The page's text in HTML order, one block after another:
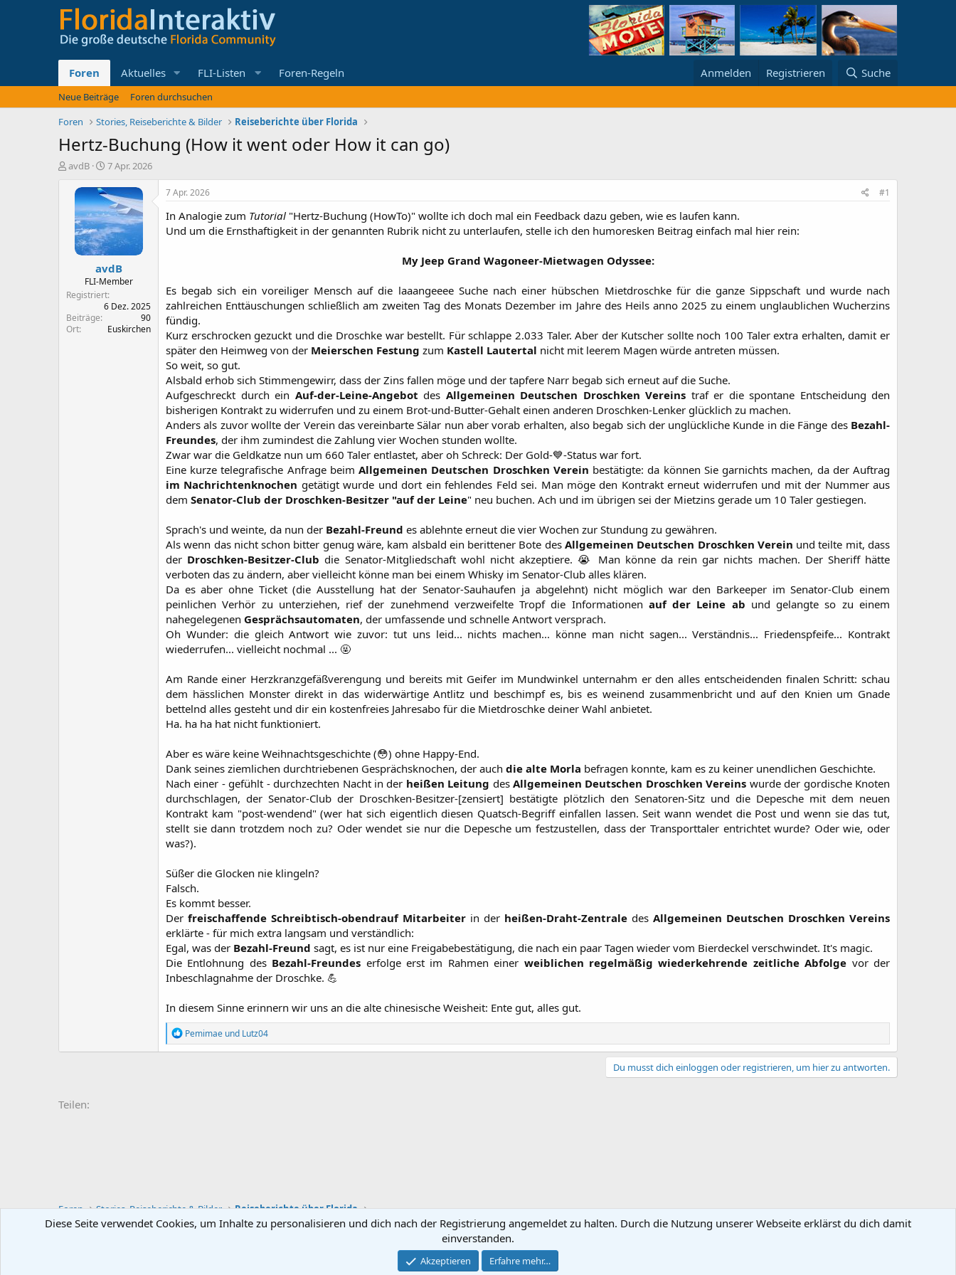
Foren Aktuelles FLI-Listen Foren-Regeln Anmelden Registrieren Suche
Neue Beiträge
Foren durchsuchen
Foren
Stories, Reiseberichte & Bilder Reiseberichte über Florida
Hertz-Buchung (How it went oder How it can go)
E
avdB
E
s
t
e
l
l
t
a
m
7 Apr. 2026
avdB
FLI-Member
Registriert
6 Dez. 2025
Beiträge
90
Ort
Euskirchen
7 Apr. 2026 #1
In Analogie zum Tutorial "Hertz-Buchung (HowTo)" wollte ich doch mal ein Feedback dazu geben, wie es laufen kann.
Und um die Ernsthaftigkeit in der genannten Rubrik nicht zu unterlaufen, stelle ich den humoresken Beitrag einfach mal hier rein:
My Jeep Grand Wagoneer-Mietwagen Odyssee:
Es begab sich ein voreiliger Mensch auf die laaangeeee Suche nach einer hübschen Mietdroschke für die ganze Sippschaft und wurde nach
zahlreichen Enttäuschungen schließlich am zweiten Tag des Monats Dezember im Jahre des Heils anno 2025 zu einem unglaublichen Wucherzins
fündig.
Kurz erschrocken gezuckt und die Droschke war bestellt. Für schlappe 2.033 Taler. Aber der Kutscher sollte noch 100 Taler extra erhalten, damit er
später den Heimweg von der Meierschen Festung zum Kastell Lautertal nicht mit leerem Magen würde antreten müssen.
So weit, so gut.
Alsbald erhob sich Stimmengewirr, dass der Zins fallen möge und der tapfere Narr begab sich erneut auf die Suche.
Aufgeschreckt durch ein Auf-der-Leine-Angebot des Allgemeinen Deutschen Droschken Vereins traf er die spontane Entscheidung den
bisherigen Kontrakt zu widerrufen und zu einem Brot-und-Butter-Gehalt einen anderen Droschken-Lenker glücklich zu machen.
Anders als zuvor wollte der Verein das vereinbarte Sälar nun aber vorab erhalten, also begab sich der unglückliche Kunde in die Fänge des Bezahl-
Freundes, der ihm zumindest die Zahlung vier Wochen stunden wollte.
Zwar war die Geldkatze nun um 660 Taler entlastet, aber oh Schreck: Der Gold-💙-Status war fort.
Eine kurze telegrafische Anfrage beimAllgemeinen Deutschen Droschken Verein bestätigte: da können Sie garnichts machen, da der Auftrag
im Nachrichtenknochen getätigt wurde und dort ein fehlendes Feld sei. Man möge den Kontrakt erneut widerrufen und mit der Nummer aus
dem Senator-Club der Droschken-Besitzer "auf der Leine" neu buchen. Ach und im übrigen sei der Mietzins gerade um 10 Taler gestiegen.
Sprach's und weinte, da nun der Bezahl-Freund es ablehnte erneut die vier Wochen zur Stundung zu gewähren.
Als wenn das nicht schon bitter genug wäre, kam alsbald ein berittener Bote des Allgemeinen Deutschen Droschken Verein und teilte mit, dass
der Droschken-Besitzer-Club die Senator-Mitgliedschaft wohl nicht akzeptiere. 😭 Man könne da rein gar nichts machen. Der Sheriff hätte
verboten das zu ändern, aber vielleicht könne man bei einem Whisky im Senator-Club alles klären.
Da es aber ohne Ticket (die Ausstellung hat der Senator-Sauhaufen ja abgelehnt) nicht möglich war den Barkeeper im Senator-Club einem
peinlichen Verhör zu unterziehen, rief der zunehmend verzweifelte Tropf die Informationen auf der Leine ab und gelangte so zu einem
nahegelegenen Gesprächsautomaten, der umfassende und schnelle Antwort versprach.
Oh Wunder: die gleich Antwort wie zuvor: tut uns leid... nichts machen... könne man nicht sagen... Verständnis... Friedenspfeife... Kontrakt
wiederrufen... vielleicht nochmal ... 🤬
Am Rande einer Herzkranzgefäßverengung und bereits mit Geifer im Mundwinkel unternahm er den alles entscheidenden finalen Schritt: schau
dem hässlichen Monster direkt in das widerwärtige Antlitz und beschimpf es, bis es weinend zusammenbricht und auf den Knien um Gnade
bettelnd alles gesteht und dir ein kostenfreies Jahresabo für die Mietdroschke deiner Wahl anbietet.
Ha. ha ha hat nicht funktioniert.
Aber es wäre keine Weihnachtsgeschichte (😳) ohne Happy-End.
Dank seines ziemlichen durchtriebenen Gesprächsknochen, der auch die alte Morla befragen konnte, kam es zu keiner unendlichen Geschichte.
Nach einer - gefühlt - durchzechten Nacht in der heißen Leitung desAllgemeinen Deutschen Droschken Vereins wurde der gordische Knoten
durchschlagen, der Senator-Club der Droschken-Besitzer-[zensiert] bestätigte plötzlich den Senatoren-Sitz und die Depesche mit dem neuen
Kontrakt kam "post-wendend" (wer hat sich eigentlich diesen Quatsch-Begriff einfallen lassen. Seit wann wendet die Post und wenn sie das tut,
stellt sie dann trotzdem noch zu? Oder wendet sie nur die Depesche um festzustellen, dass der Transporttaler entrichtet wurde? Oder wie, oder
was?).
Süßer die Glocken nie klingeln?
Falsch.
Es kommt besser.
Der freischaffende Schreibtisch-obendrauf Mitarbeiter in der heißen-Draht-Zentrale des Allgemeinen Deutschen Droschken Vereins
erklärte - für mich extra langsam und verständlich:
Egal, was der Bezahl-Freund sagt, es ist nur eine Freigabebestätigung, die nach ein paar Tagen wieder vom Bierdeckel verschwindet. It's magic.
Die Entlohnung des Bezahl-Freundes erfolge erst im Rahmen einer weiblichen regelmäßig wiederkehrende zeitliche Abfolge vor der
Inbeschlagnahme der Droschke. 💪​
In diesem Sinne erinnern wir uns an die alte chinesische Weisheit: Ente gut, alles gut.
R
e
a
Pemimae und Lutz04
Du musst dich einloggen oder registrieren, um hier zu antworten.
Teilen:
Foren Stories, Reiseberichte & Bilder Reiseberichte über Florida
Community platform by XenForo ® © 2010-2022 XenForo Ltd.
Diese Seite verwendet Cookies, um Inhalte zu personalisieren und dich nach der Registrierung angemeldet zu halten. Durch die Nutzung unserer Webseite erklärst du dich damit
einverstanden.
Akzeptieren Erfahre mehr…